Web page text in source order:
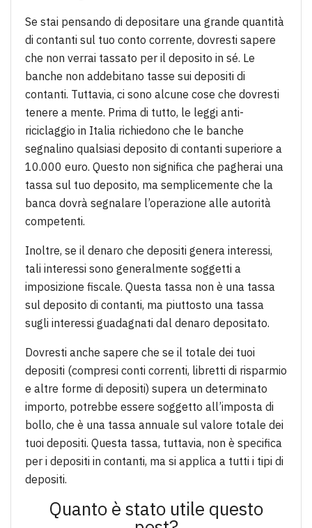
Se stai pensando di depositare una grande quantità
di contanti sul tuo conto corrente, dovresti sapere
che non verrai tassato per il deposito in sé. Le
banche non addebitano tasse sui depositi di
contanti. Tuttavia, ci sono alcune cose che dovresti
tenere a mente. Prima di tutto, le leggi anti-
riciclaggio in Italia richiedono che le banche
segnalino qualsiasi deposito di contanti superiore a
10.000 euro. Questo non significa che pagherai una
tassa sul tuo deposito, ma semplicemente che la
banca dovrà segnalare l’operazione alle autorità
competenti.
Inoltre, se il denaro che depositi genera interessi,
tali interessi sono generalmente soggetti a
imposizione fiscale. Questa tassa non è una tassa
sul deposito di contanti, ma piuttosto una tassa
sugli interessi guadagnati dal denaro depositato.
Dovresti anche sapere che se il totale dei tuoi
depositi (compresi conti correnti, libretti di risparmio
e altre forme di depositi) supera un determinato
importo, potrebbe essere soggetto all’imposta di
bollo, che è una tassa annuale sul valore totale dei
tuoi depositi. Questa tassa, tuttavia, non è specifica
per i depositi in contanti, ma si applica a tutti i tipi di
depositi.
Quanto è stato utile questo